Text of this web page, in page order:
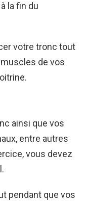
la fin du
votre tronc tout
de vos
ainsi que vos
entre autres
vous devez
pendant que vos